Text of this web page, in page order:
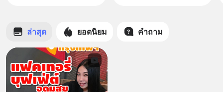
ล่าสุด ยอดนิยม คำถาม